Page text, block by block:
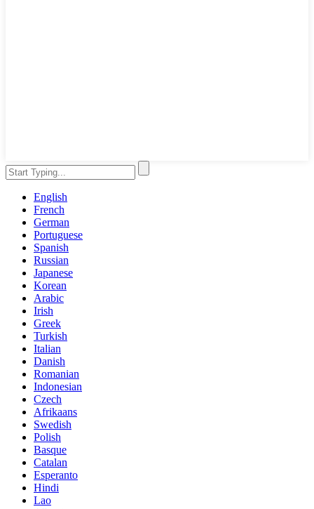
English
French
German
Portuguese
Spanish
Russian
Japanese
Korean
Arabic
Irish
Greek
Turkish
Italian
Danish
Romanian
Indonesian
Czech
Afrikaans
Swedish
Polish
Basque
Catalan
Esperanto
Hindi
Lao